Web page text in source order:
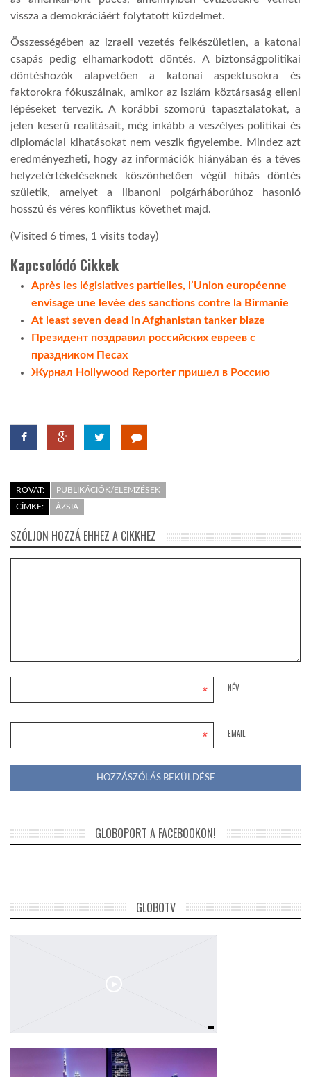
vissza a demokráciáért folytatott küzdelmet.
Összességében az izraeli vezetés felkészületlen, a katonai
csapás pedig elhamarkodott döntés. A biztonságpolitikai
döntéshozók alapvetően a katonai aspektusokra és
faktorokra fókuszálnak, amikor az iszlám köztársaság elleni
lépéseket tervezik. A korábbi szomorú tapasztalatokat, a
jelen keserű realitásait, még inkább a veszélyes politikai és
diplomáciai kihatásokat nem veszik figyelembe. Mindez azt
eredményezheti, hogy az információk hiányában és a téves
helyzetértékeléseknek köszönhetően végül hibás döntés
születik, amelyet a libanoni polgárháborúhoz hasonló
hosszú és véres konfliktus követhet majd.
(Visited 6 times, 1 visits today)
Kapcsolódó Cikkek
Après les législatives partielles, l’Union européenne
envisage une levée des sanctions contre la Birmanie
At least seven dead in Afghanistan tanker blaze
Президент поздравил российских евреев с
праздником Песах
Журнал Hollywood Reporter пришел в Россию
ROVAT:
PUBLIKÁCIÓK/ELEMZÉSEK
CÍMKE:
ÁZSIA
SZÓLJON HOZZÁ EHHEZ A CIKKHEZ
NÉV
*
EMAIL
*
GLOBOPORT A FACEBOOKON!
GLOBOTV